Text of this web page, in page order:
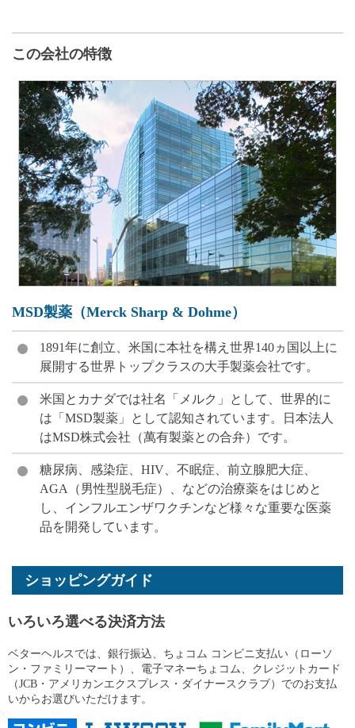
この会社の特徴
MSD製薬（Merck Sharp & Dohme）
1891年に創立、米国に本社を構え世界140ヵ国以上に
展開する世界トップクラスの大手製薬会社です。
米国とカナダでは社名「メルク」として、世界的に
は「MSD製薬」として認知されています。日本法人
はMSD株式会社（萬有製薬との合弁）です。
糖尿病、感染症、HIV、不眠症、前立腺肥大症、
AGA（男性型脱毛症）、などの治療薬をはじめと
し、インフルエンザワクチンなど様々な重要な医薬
品を開発しています。
ショッピングガイド
いろいろ選べる決済方法
ベターヘルスでは、銀行振込、ちょコム コンビニ支払い（ローソ
ン・ファミリーマート）、電子マネーちょコム、クレジットカード
（JCB・アメリカンエクスプレス・ダイナースクラブ）でのお支払
いからお選びいただけます。